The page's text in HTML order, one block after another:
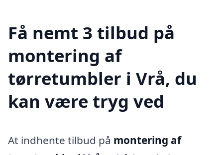
Få nemt 3 tilbud på
montering af
tørretumbler i Vrå, du
kan være tryg ved
At indhente tilbud på montering af